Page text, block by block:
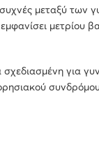
μεταξύ των
μετρίου
για